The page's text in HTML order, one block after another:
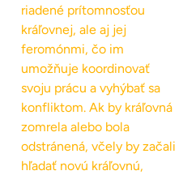
riadené prítomnosťou
kráľovnej, ale aj jej
feromónmi, čo im
umožňuje koordinovať
svoju prácu a vyhýbať sa
konfliktom. Ak by kráľovná
zomrela alebo bola
odstránená, včely by začali
hľadať novú kráľovnú,